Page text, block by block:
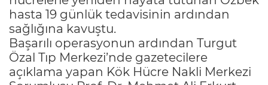
hasta 19 günlük tedavisinin ardından
sağlığına kavuştu.
Başarılı operasyonun ardından Turgut
Özal Tıp Merkezi’nde gazetecilere
açıklama yapan Kök Hücre Nakli Merkezi